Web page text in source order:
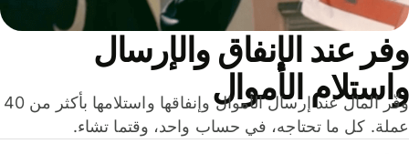
عند الإنفاق والإرسال
الأموال
وفّر المال عند إرسال الأموال وإنفاقها واستلامها بأكثر من 40
كل ما تحتاجه، في حساب واحد، وقتما تشاء.